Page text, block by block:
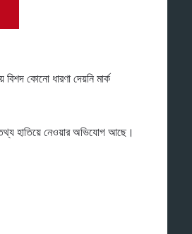
কোনো ধারণা দেয়নি মার্ক
হাতিয়ে নেওয়ার অভিযোগ আছে।